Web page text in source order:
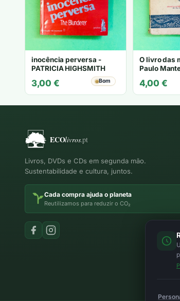
inocência perversa -
PATRICIA HIGHSMITH
3,00 € Bom
O livro das
Paulo
4,00 €
Livros, DVDs e CDs em segunda mão.
Sustentabilidade e cultura, juntos.
Cada compra ajuda o planeta
Reutilizamos para reduzir o CO₂